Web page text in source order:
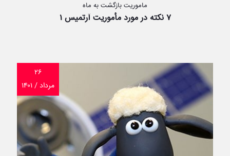
ماموریت بازگشت به ماه
۷ نکته در مورد مأموریت آرتمیس ۱
۲۶
مرداد / ۱۴۰۱